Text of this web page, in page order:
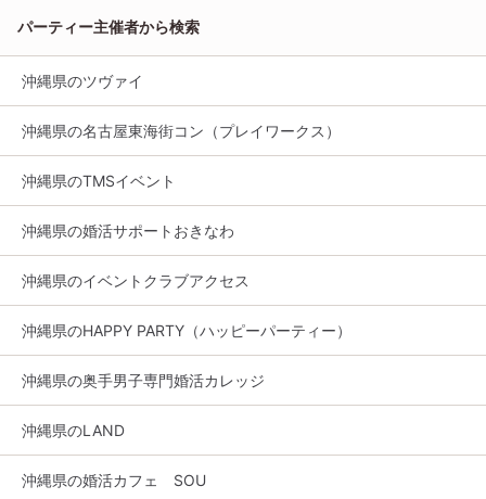
パーティー主催者から検索
沖縄県のツヴァイ
沖縄県の名古屋東海街コン（プレイワークス）
沖縄県のTMSイベント
沖縄県の婚活サポートおきなわ
沖縄県のイベントクラブアクセス
沖縄県のHAPPY PARTY（ハッピーパーティー）
沖縄県の奥手男子専門婚活カレッジ
沖縄県のLAND
沖縄県の婚活カフェ SOU